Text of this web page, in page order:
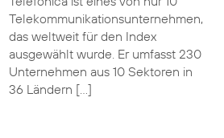
Telekommunikationsunternehmen,
das weltweit für den Index
ausgewählt wurde. Er umfasst 230
Unternehmen aus 10 Sektoren in
36 Ländern […]